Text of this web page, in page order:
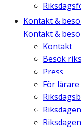
Kontakt &
Kontakt &
Kontakt
Besök
Press
För lärare